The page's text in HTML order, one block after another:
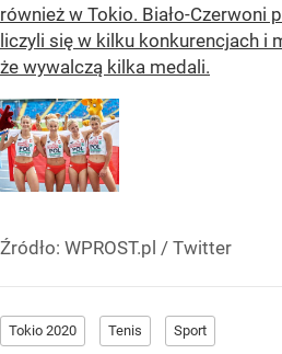
również w Tokio. Biało-Czerwoni
liczyli się w kilku konkurencjach i
że wywalczą kilka medali.
Źródło: WPROST.pl / Twitter
Tokio 2020 Tenis Sport